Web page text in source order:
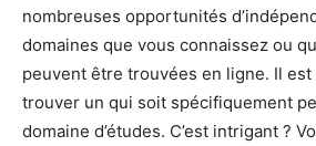
nombreuses opportunités
domaines que vous connaissez ou
peuvent être trouvées en ligne. Il est
trouver un qui soit spécifiquement
domaine d’études. C’est intrigant ?